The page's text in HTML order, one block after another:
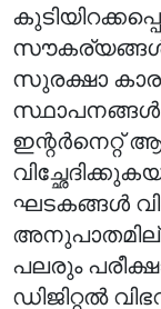
സൗകര്യങ്ങൾ
സുരക്ഷാ
സ്ഥാപനങ്ങൾ
ഇന്റർനെറ്റ്
ഘടകങ്ങൾ
പലരും
ഡിജിറ്റൽ